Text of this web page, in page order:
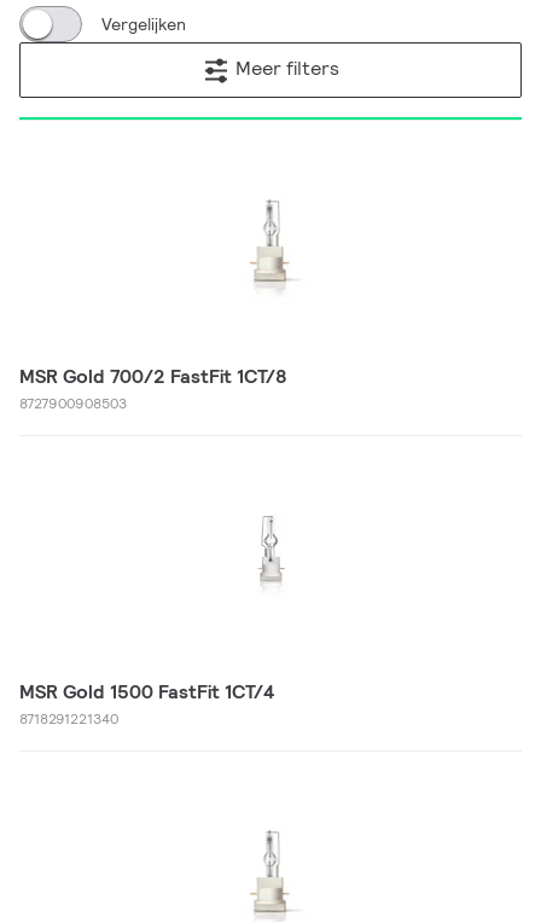
Vergelijken
Meer filters
MSR Gold 700/2 FastFit 1CT/8
8727900908503
MSR Gold 1500 FastFit 1CT/4
8718291221340